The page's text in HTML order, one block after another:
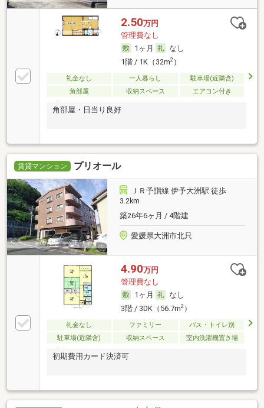
2.50万円
管理費なし
1ヶ月
なし
1階 / 1K（32m2）
礼金なし 一人暮らし
駐車場(近隣含)
角部屋
収納スペース エアコン付き
角部屋・日当り良好
賃貸マンション プリオール
ＪＲ予讃線 伊予大洲駅 徒歩
3.2km
築26年6ヶ月 / 4階建
愛媛県大洲市北只
4.90万円
管理費なし
1ヶ月
なし
3階 / 3DK（56.7m2）
礼金なし ファミリー
バス・トイレ別
駐車場(近隣含)
収納スペース 室内洗濯機置き場
初期費用カード決済可